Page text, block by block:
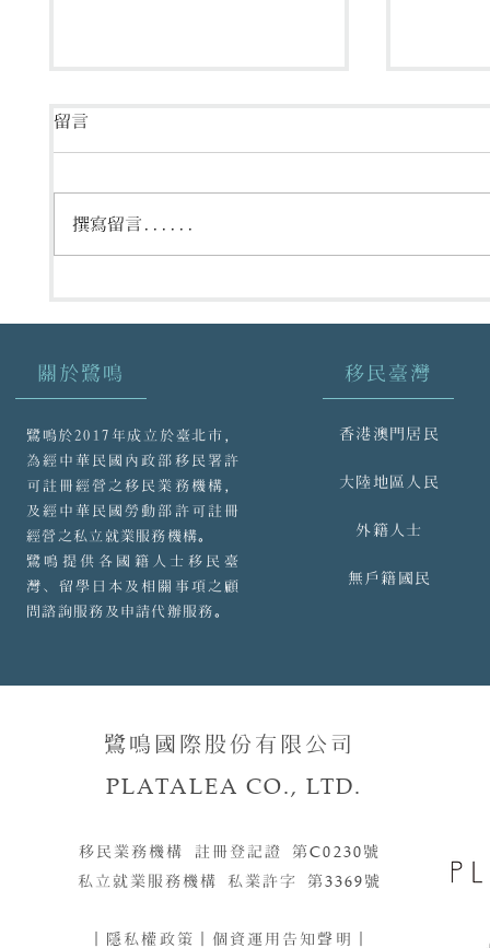
留言
撰寫留言......
關於鷺鳴
鷺鳴於2017年成立於臺北市，
為經中華民國內政部移民署許
可註冊經營之移民業務機構，
及經中華民國勞動部許可註冊
經營之私立就業服務機構。
鷺鳴提供各國籍人士移民臺
灣、留學日本及相關事項之顧
問諮詢服務及申請代辦服務。
移民臺灣
香港澳門居民
大陸地區人民
外籍人士
無戶籍國民
鷺鳴國際股份有限公司
PLATALEA CO., LTD.
移民業務機構 註冊登記證 第C0230號​​
私立就業服務機構 私業許字 第3369號
｜ 隱私權政策 ｜ 個資運用告知聲明 ｜